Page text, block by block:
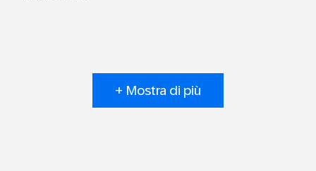
+ Mostra di più